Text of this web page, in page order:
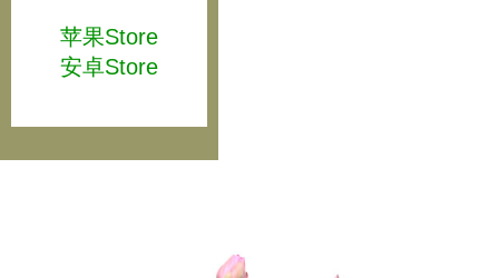
苹果Store
安卓Store